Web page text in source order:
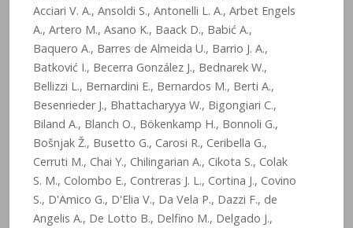
Acciari V. A., Ansoldi S., Antonelli L. A., Arbet Engels
A., Artero M., Asano K., Baack D., Babić A.,
Baquero A., Barres de Almeida U., Barrio J. A.,
Batković I., Becerra González J., Bednarek W.,
Bellizzi L., Bernardini E., Bernardos M., Berti A.,
Besenrieder J., Bhattacharyya W., Bigongiari C.,
Biland A., Blanch O., Bökenkamp H., Bonnoli G.,
Bošnjak Ž., Busetto G., Carosi R., Ceribella G.,
Cerruti M., Chai Y., Chilingarian A., Cikota S., Colak
S. M., Colombo E., Contreras J. L., Cortina J., Covino
S., D'Amico G., D'Elia V., Da Vela P., Dazzi F., de
Angelis A., De Lotto B., Delfino M., Delgado J.,